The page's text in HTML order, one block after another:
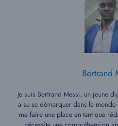
Bertrand
Je suis Bertrand Messi, un jeune
a su se démarquer dans le
me faire une place en tant que